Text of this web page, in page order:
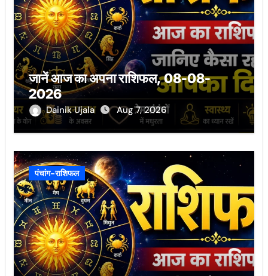
जानें आज का अपना राशिफल, 08-08-
2026
Dainik Ujala Aug 7, 2026
पंचांग-राशिफल